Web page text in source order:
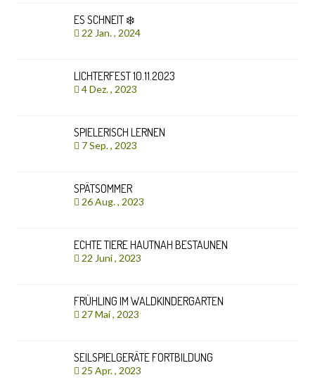
ES SCHNEIT ❄️
22 Jan. , 2024
LICHTERFEST 10.11.2023
4 Dez. , 2023
SPIELERISCH LERNEN
7 Sep. , 2023
SPÄTSOMMER
26 Aug. , 2023
ECHTE TIERE HAUTNAH BESTAUNEN
22 Juni , 2023
FRÜHLING IM WALDKINDERGARTEN
27 Mai , 2023
SEILSPIELGERÄTE FORTBILDUNG
25 Apr. , 2023